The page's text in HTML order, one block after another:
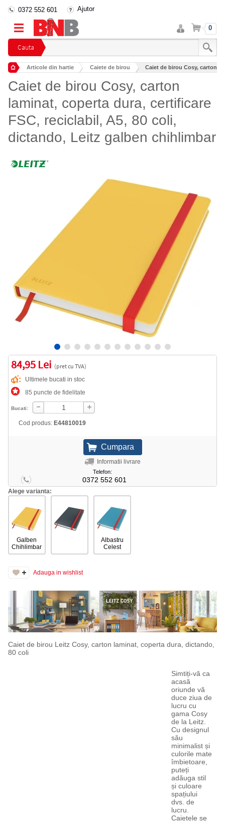
Cauta
0372 552 601 Ajutor
Intra
in
cont
Cos 0
Articole din hartie Caiete de birou Caiet de birou Cosy, carton
Caiet de birou Cosy, carton
laminat, coperta dura, certificare
FSC, reciclabil, A5, 80 coli,
dictando, Leitz galben chihlimbar
84,95 Lei (pret cu TVA)
Ultimele bucati in stoc
85 puncte de fidelitate
Bucati:
Cod produs: E44810019
Informatii livrare
Telefon:
0372 552 601
Alege varianta:
Galben
Chihlimbar
Albastru
Celest
Adauga in wishlist
Caiet de birou Leitz Cosy, carton laminat, coperta dura, dictando,
80 coli
Simtiți-vă ca
acasă
oriunde vă
duce ziua de
lucru cu
gama Cosy
de la Leitz.
Cu designul
său
minimalist și
culorile mate
îmbietoare,
puteți
adăuga stil
și culoare
spațiului
dvs. de
lucru.
Caietele se